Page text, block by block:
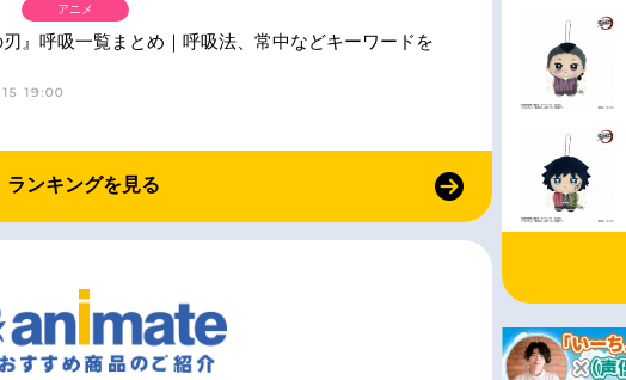
』呼吸一覧まとめ｜呼吸法、常中などキーワードを
19:00
アニメ
ランキングを見る